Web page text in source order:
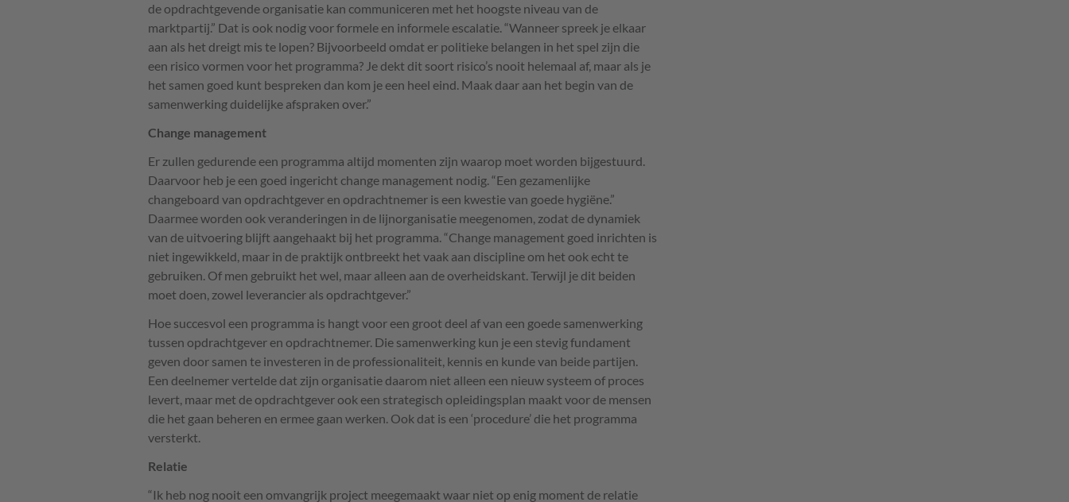
de opdrachtgevende organisatie kan communiceren met het hoogste niveau van de
marktpartij.” Dat is ook nodig voor formele en informele escalatie. “Wanneer spreek je elkaar
aan als het dreigt mis te lopen? Bijvoorbeeld omdat er politieke belangen in het spel zijn die
een risico vormen voor het programma? Je dekt dit soort risico’s nooit helemaal af, maar als je
het samen goed kunt bespreken dan kom je een heel eind. Maak daar aan het begin van de
samenwerking duidelijke afspraken over.”
Change management
Er zullen gedurende een programma altijd momenten zijn waarop moet worden bijgestuurd.
Daarvoor heb je een goed ingericht change management nodig. “Een gezamenlijke
changeboard van opdrachtgever en opdrachtnemer is een kwestie van goede hygiëne.”
Daarmee worden ook veranderingen in de lijnorganisatie meegenomen, zodat de dynamiek
van de uitvoering blijft aangehaakt bij het programma. “Change management goed inrichten is
niet ingewikkeld, maar in de praktijk ontbreekt het vaak aan discipline om het ook echt te
gebruiken. Of men gebruikt het wel, maar alleen aan de overheidskant. Terwijl je dit beiden
moet doen, zowel leverancier als opdrachtgever.”
Hoe succesvol een programma is hangt voor een groot deel af van een goede samenwerking
tussen opdrachtgever en opdrachtnemer. Die samenwerking kun je een stevig fundament
geven door samen te investeren in de professionaliteit, kennis en kunde van beide partijen.
Een deelnemer vertelde dat zijn organisatie daarom niet alleen een nieuw systeem of proces
levert, maar met de opdrachtgever ook een strategisch opleidingsplan maakt voor de mensen
die het gaan beheren en ermee gaan werken. Ook dat is een ‘procedure’ die het programma
versterkt.
Relatie
“Ik heb nog nooit een omvangrijk project meegemaakt waar niet op enig moment de relatie